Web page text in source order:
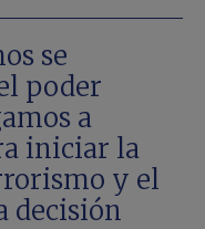
se
poder
a
iniciar la
y el
decisión